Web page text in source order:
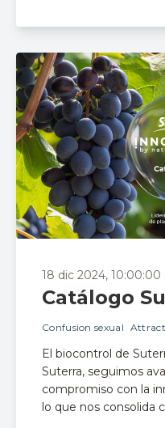
18 dic 2024, 10:00:00
Catálogo
Confusion sexual
El biocontrol de
Suterra, seguimos
compromiso con la
lo que nos consolida